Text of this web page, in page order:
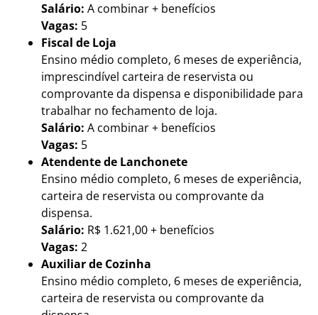
Salário: A combinar + benefícios
Vagas: 5
Fiscal de Loja
Ensino médio completo, 6 meses de experiência,
imprescindível carteira de reservista ou
comprovante da dispensa e disponibilidade para
trabalhar no fechamento de loja.
Salário: A combinar + benefícios
Vagas: 5
Atendente de Lanchonete
Ensino médio completo, 6 meses de experiência,
carteira de reservista ou comprovante da
dispensa.
Salário: R$ 1.621,00 + benefícios
Vagas: 2
Auxiliar de Cozinha
Ensino médio completo, 6 meses de experiência,
carteira de reservista ou comprovante da